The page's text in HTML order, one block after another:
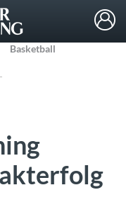
Basketball